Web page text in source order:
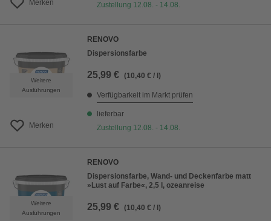
Merken
Zustellung 12.08. - 14.08.
Weitere
Ausführungen
Merken
RENOVO
Dispersionsfarbe
25,99 € (10,40 € / l)
Verfügbarkeit im Markt prüfen
lieferbar
Zustellung 12.08. - 14.08.
Weitere
Ausführungen
RENOVO
Dispersionsfarbe, Wand- und Deckenfarbe matt
»Lust auf Farbe«, 2,5 l, ozeanreise
25,99 € (10,40 € / l)